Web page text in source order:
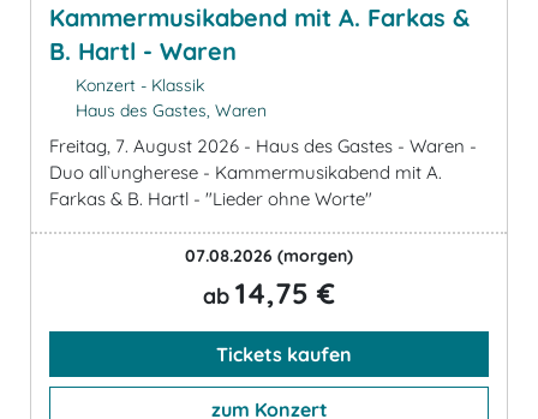
Kammermusikabend mit A. Farkas &
B. Hartl - Waren
Konzert - Klassik
Haus des Gastes, Waren
Freitag, 7. August 2026 - Haus des Gastes - Waren -
Duo all`ungherese - Kammermusikabend mit A.
Farkas & B. Hartl - "Lieder ohne Worte"
07.08.2026 (morgen)
ab 14,75 €
Tickets kaufen
zum Konzert